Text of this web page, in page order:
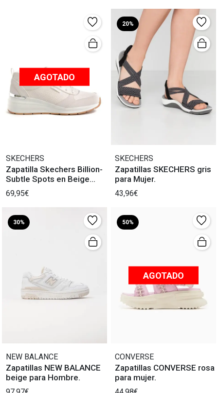
AGOTADO
SKECHERS
Zapatilla Skechers Billion-
Subtle Spots en Beige
para Mujer
69,95€
20%
SKECHERS
Zapatillas SKECHERS gris
para Mujer.
43,96€
30%
NEW BALANCE
Zapatillas NEW BALANCE
beige para Hombre.
50%
AGOTADO
CONVERSE
Zapatillas CONVERSE rosa
para mujer.